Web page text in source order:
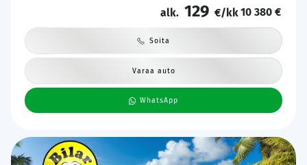
alk. 129 €/kk10 380 €
Soita
Varaa auto
WhatsApp